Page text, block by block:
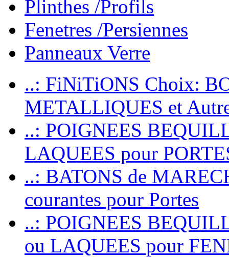
Plinthes /Profils
Fenetres /Persiennes
Panneaux Verre
..: FiNiTiONS Choix:
METALLIQUES et
..: POIGNEES
LAQUEES pour
..: BATONS de
courantes pour Portes
..: POIGNEES
ou LAQUEES pour